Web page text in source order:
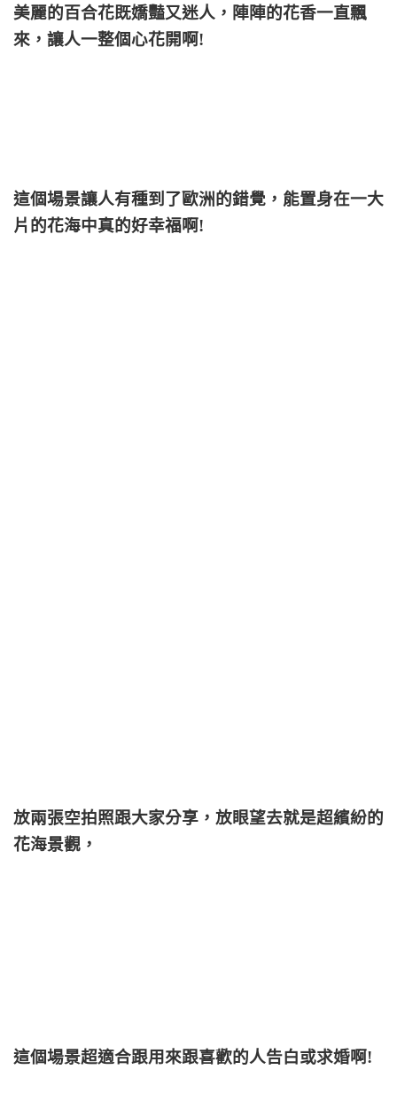
美麗的百合花既嬌豔又迷人，陣陣的花香一直飄
來，讓人一整個心花開啊!
這個場景讓人有種到了歐洲的錯覺，能置身在一大
片的花海中真的好幸福啊!
放兩張空拍照跟大家分享，放眼望去就是超繽紛的
花海景觀，
這個場景超適合跟用來跟喜歡的人告白或求婚啊!